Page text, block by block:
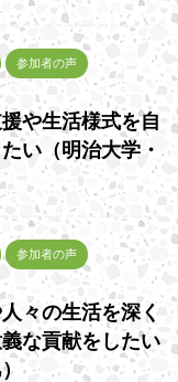
参加者の声
や生活様式を自
い（明治大学・
参加者の声
々の生活を深く
な貢献をしたい